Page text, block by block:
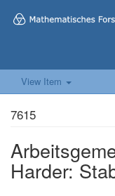
View Item
7615
Harder: